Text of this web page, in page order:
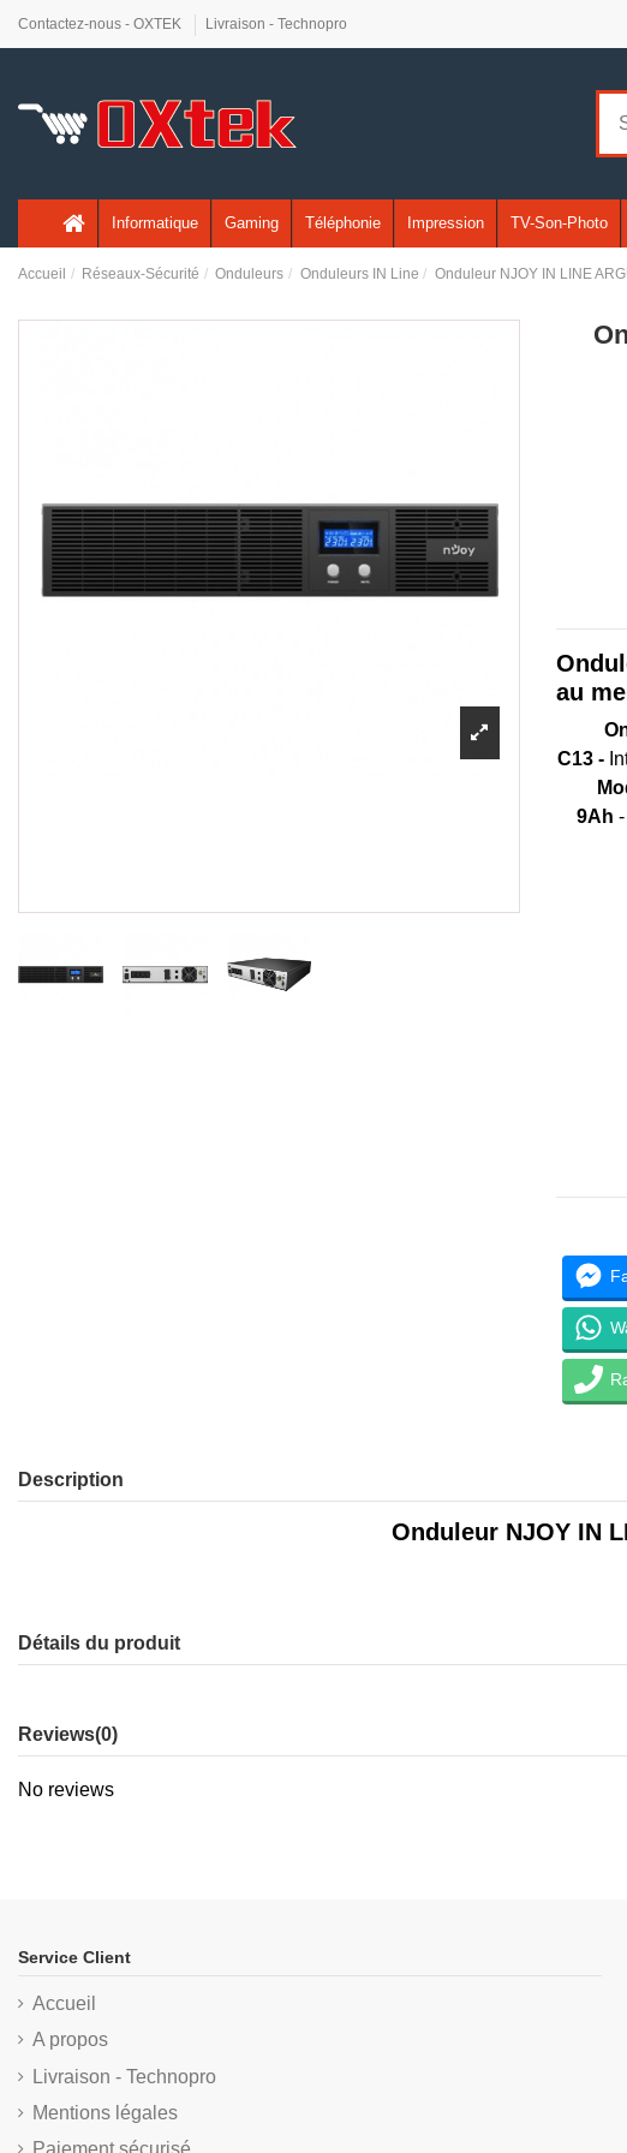
Contactez-nous - OXTEK Livraison - Technopro
Informatique Gaming Téléphonie Impression TV-Son-Photo
Accueil Réseaux-Sécurité Onduleurs Onduleurs IN Line Onduleur NJOY IN LINE
au
C13 -
9Ah
Description
Onduleur NJOY IN
Détails du produit
Reviews(0)
No reviews
Service Client
Accueil
A propos
Livraison - Technopro
Mentions légales